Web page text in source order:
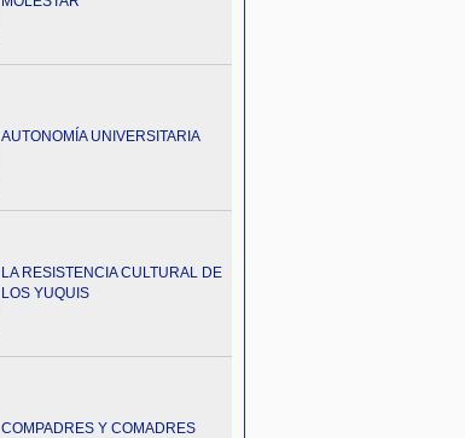
AUTONOMÍA UNIVERSITARIA
LA RESISTENCIA CULTURAL DE
LOS YUQUIS
COMPADRES Y COMADRES